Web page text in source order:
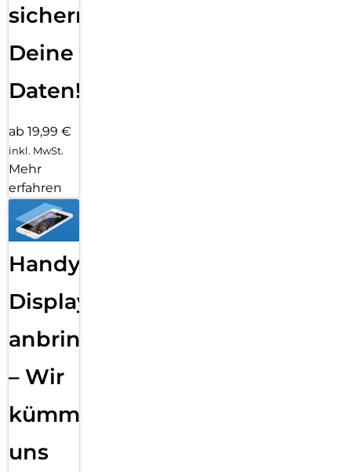
sichern
Deine
Daten!
ab 19,99 €
inkl. MwSt.
Mehr
erfahren
Handy
Displayfolie
anbringen
– Wir
kümmern
uns